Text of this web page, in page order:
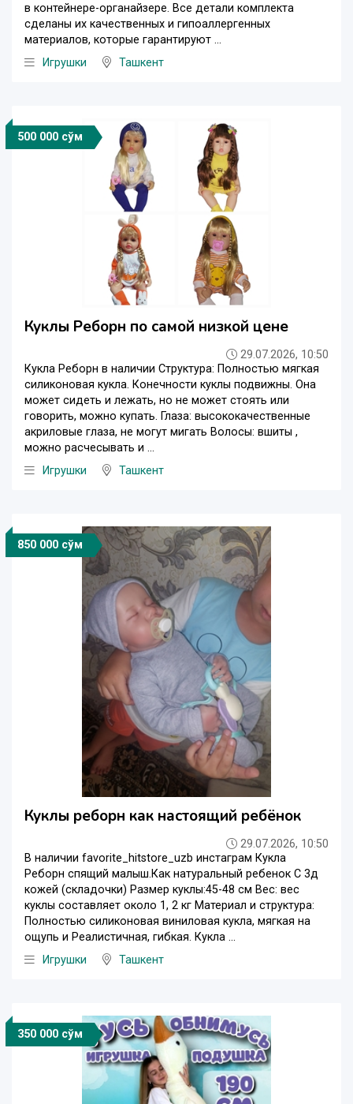
в контейнере-органайзере. Все детали комплекта
сделаны их качественных и гипоаллергенных
материалов, которые гарантируют ...
Игрушки
Ташкент
500 000 сўм
Куклы Реборн по самой низкой цене
29.07.2026, 10:50
Кукла Реборн в наличии Структура: Полностью мягкая
силиконовая кукла. Конечности куклы подвижны. Она
может сидеть и лежать, но не может стоять или
говорить, можно купать. Глаза: высококачественные
акриловые глаза, не могут мигать Волосы: вшиты ,
можно расчесывать и ...
Игрушки
Ташкент
850 000 сўм
Куклы реборн как настоящий ребёнок
29.07.2026, 10:50
В наличии favorite_hitstore_uzb инстаграм Кукла
Реборн спящий малыш.Как натуральный ребенок С 3д
кожей (складочки) Размер куклы:45-48 см Вес: вес
куклы составляет около 1, 2 кг Материал и структура:
Полностью силиконовая виниловая кукла, мягкая на
ощупь и Реалистичная, гибкая. Кукла ...
Игрушки
Ташкент
350 000 сўм